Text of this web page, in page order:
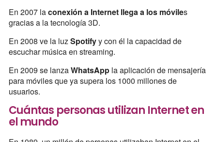
En 2007 laconexión a Internet llega a los móviles
gracias a la tecnología 3D.
En 2008 ve la luzSpotifyy con él la capacidad de
escuchar música en streaming.
En 2009 se lanzaWhatsAppla aplicación de mensajería
para móviles que ya supera los 1000 millones de
usuarios.
Cuántas personas utilizan Internet en
el mundo